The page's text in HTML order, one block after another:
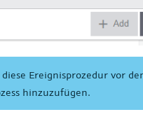
Ereignisprozedur vor
hinzuzufügen.